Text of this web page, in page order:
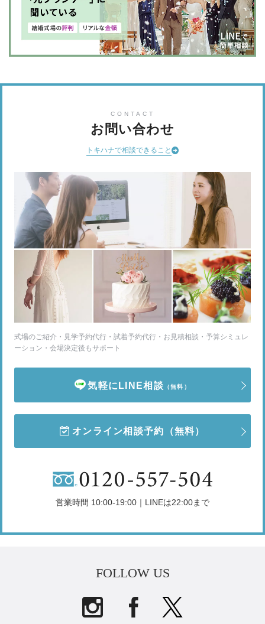
CONTACT
お問い合わせ
トキハナで相談できること
式場のご紹介・見学予約代行・試着予約代行・お見積相談・予算シミュレ
ーション・会場決定後もサポート
気軽にLINE相談 （無料）
オンライン相談予約 （無料）
営業時間 10:00-19:00｜LINEは22:00まで
FOLLOW US